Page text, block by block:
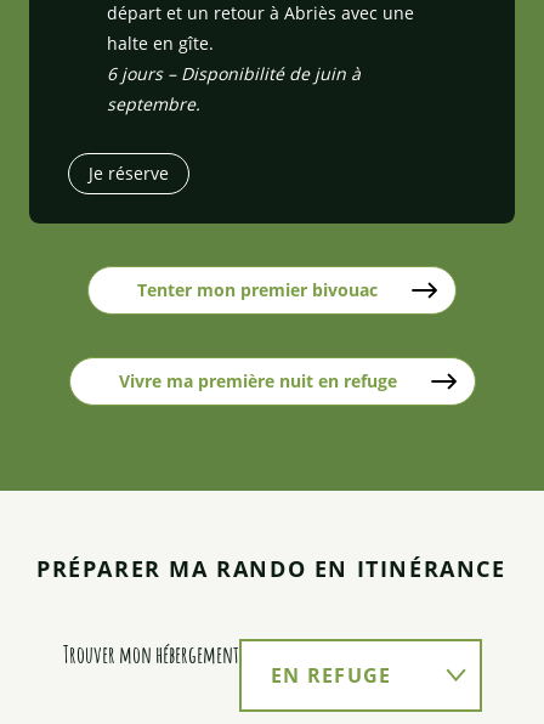
départ et un retour à Abriès avec une
halte en gîte.
6 jours – Disponibilité de juin à
septembre.
Je réserve
Tenter mon premier bivouac
Vivre ma première nuit en refuge
PRÉPARER MA RANDO EN ITINÉRANCE
Trouver mon hébergement
EN REFUGE